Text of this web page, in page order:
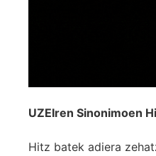
UZEIren Sinonimoen
Hitz batek adiera